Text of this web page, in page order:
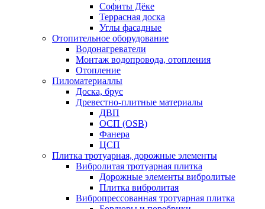
Софиты Дёке
Террасная доска
Углы фасадные
Отопительное оборудование
Водонагреватели
Монтаж водопровода, отопления
Отопление
Пиломатериаллы
Доска, брус
Древестно-плитные материалы
ДВП
ОСП (OSB)
Фанера
ЦСП
Плитка тротуарная, дорожные элементы
Вибролитая тротуарная плитка
Дорожные элементы вибролитые
Плитка вибролитая
Вибропрессованная тротуарная плитка